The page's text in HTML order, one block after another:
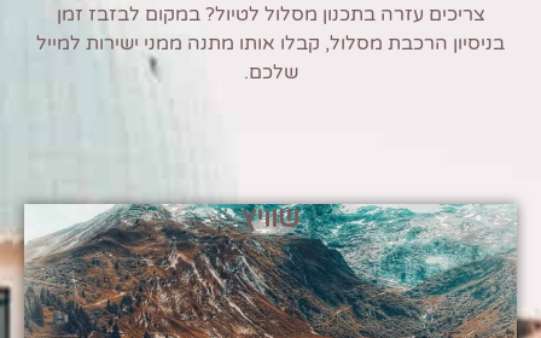
צריכים עזרה בתכנון מסלול לטיול? במקום לבזבז זמן
בניסיון הרכבת מסלול, קבלו אותו מתנה ממני ישירות למייל
שלכם.
שוויץ